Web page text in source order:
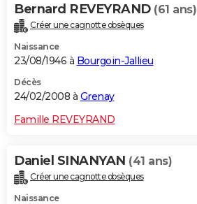
Bernard REVEYRAND (61 ans)
Créer une cagnotte obsèques
Naissance
23/08/1946 à Bourgoin-Jallieu
Décès
24/02/2008 à Grenay
Famille REVEYRAND
Daniel SINANYAN (41 ans)
Créer une cagnotte obsèques
Naissance